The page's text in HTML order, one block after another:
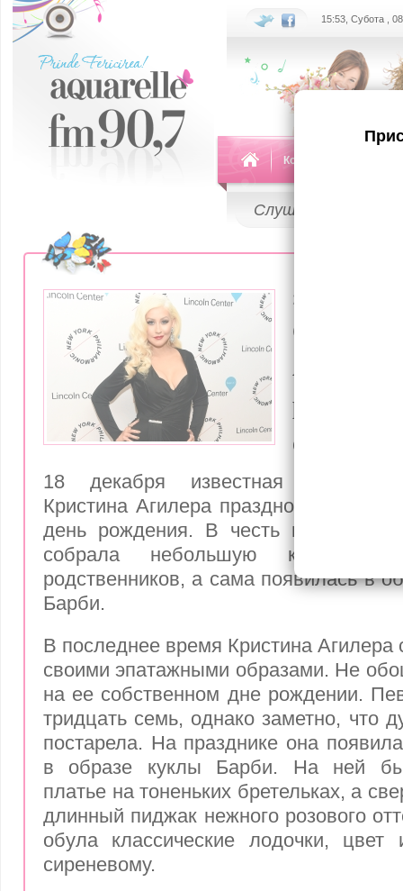
15:53, Субота ,
Команда
Слушай
21 Декабря
(фото)
Агилера
образе
18 декабря известная
Кристина Агилера праздновала свой
день рождения. В честь
собрала небольшую
родственников, а сама появилась в
Барби.
В последнее время Кристина Агилера
своими эпатажными образами. Не
на ее собственном дне рождении.
тридцать семь, однако заметно, что
постарела. На празднике она
в образе куклы Барби. На ней
платье на тоненьких бретельках, а
длинный пиджак нежного розового
обула классические лодочки,
сиреневому.